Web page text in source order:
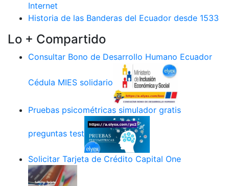
Internet
Historia de las Banderas del Ecuador desde 1533
Lo + Compartido
Consultar Bono de Desarrollo Humano Ecuador
Cédula MIES solidario
Pruebas psicométricas simulador gratis
preguntas test
Solicitar Tarjeta de Crédito Capital One